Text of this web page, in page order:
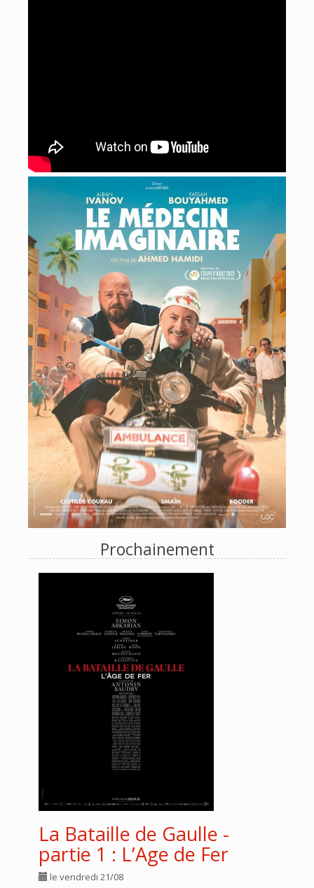
Prochainement
La Bataille de Gaulle -
partie 1 : L’Age de Fer
le vendredi 21/08